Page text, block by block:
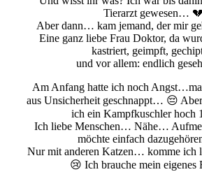
Tierarzt gewesen… 💔
Aber dann… kam jemand, der mir
Eine ganz liebe Frau Doktor, da
kastriert, geimpft,
und vor allem: endlich
Am Anfang hatte ich noch
aus Unsicherheit geschnappt… 😔
ich ein Kampfkuschler hoch
Ich liebe Menschen… Nähe…
möchte einfach
Nur mit anderen Katzen… komme
😢 Ich brauche mein